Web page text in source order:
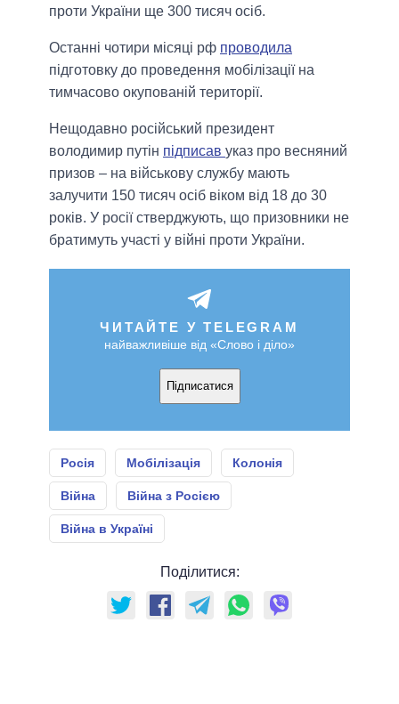
проти України ще 300 тисяч осіб.
Останні чотири місяці рф проводила
підготовку до проведення мобілізації на
тимчасово окупованій території.
Нещодавно російський президент
володимир путін підписав указ про весняний
призов – на військову службу мають
залучити 150 тисяч осіб віком від 18 до 30
років. У росії стверджують, що призовники не
братимуть участі у війні проти України.
ЧИТАЙТЕ У TELEGRAM
найважливіше від «Слово і діло»
Підписатися
Росія Мобілізація Колонія
Війна Війна з Росією
Війна в Україні
Поділитися: